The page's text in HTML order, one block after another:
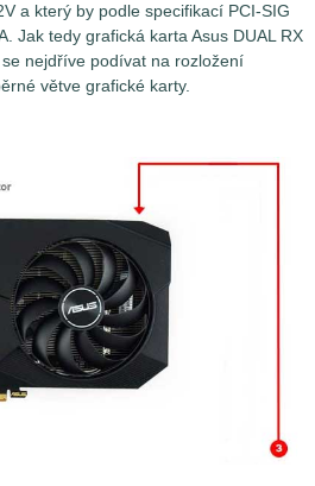
karet není až tak jednoduchou
hnedle z několika najednou.
grafické karty si vystačí se
sběrnici PCI Express (PEG - PCI
přes dvě nezávislé větve 3.3V a
kartě maximálně 75W (respektive
výkonnější grafické karty potřebují
pak krom napájení přes PEG
pomocné zdroje napájení, a to
PCIe 12V (6-pin / 8-pin /
být dodáváno více jak 150 W
respektive 75 W a 6,25 A u 6-pin
že spotřebu grafické karty
a který by podle specifikací PCI-SIG
Jak tedy grafická karta Asus DUAL RX
nejdříve podívat na rozložení
větve grafické karty.